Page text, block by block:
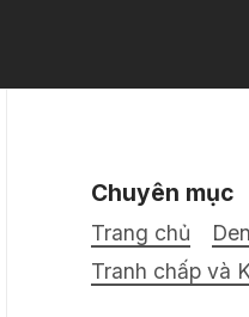
Chuyên mục
Trang chủ
Tranh chấp và